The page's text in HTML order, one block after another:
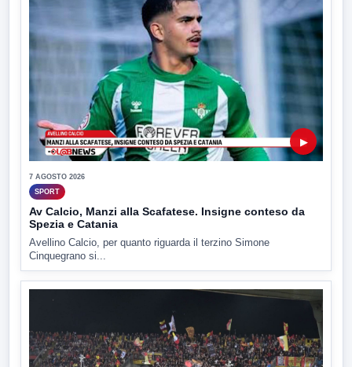
▶
7 AGOSTO 2026
SPORT
Av Calcio, Manzi alla Scafatese. Insigne conteso da
Spezia e Catania
Avellino Calcio, per quanto riguarda il terzino Simone
Cinquegrano si...